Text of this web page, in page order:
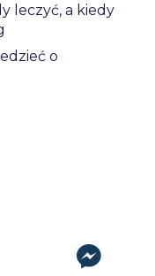
leczyć, a kiedy
o